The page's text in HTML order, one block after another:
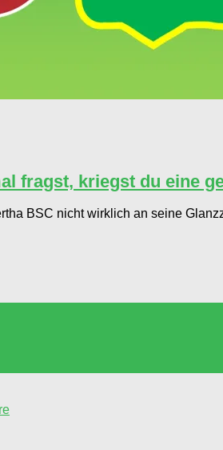
fragst, kriegst du eine
BSC nicht wirklich an seine